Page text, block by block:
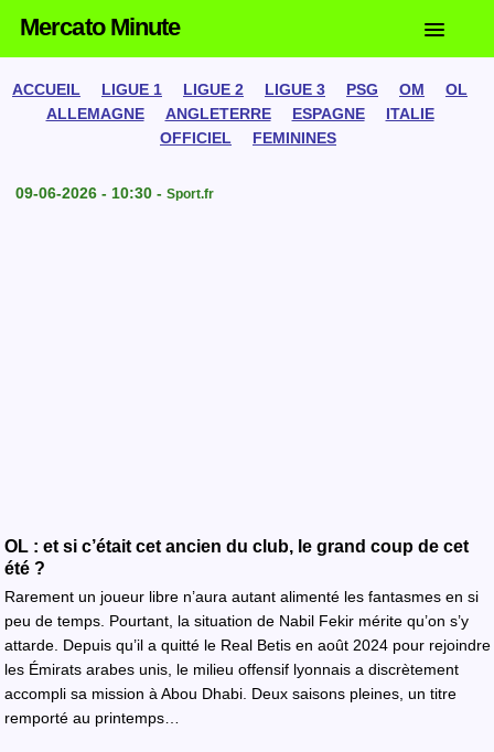
Mercato Minute
ACCUEIL LIGUE 1 LIGUE 2 LIGUE 3 PSG OM
OL
ALLEMAGNE
ANGLETERRE ESPAGNE
ITALIE
OFFICIEL
FEMININES
09-06-2026 - 10:30 - Sport.fr
OL : et si c’était cet ancien du club, le grand coup de cet
été ?
Rarement un joueur libre n’aura autant alimenté les fantasmes en si
peu de temps. Pourtant, la situation de Nabil Fekir mérite qu’on s’y
attarde. Depuis qu’il a quitté le Real Betis en août 2024 pour rejoindre
les Émirats arabes unis, le milieu offensif lyonnais a discrètement
accompli sa mission à Abou Dhabi. Deux saisons pleines, un titre
remporté au printemps…